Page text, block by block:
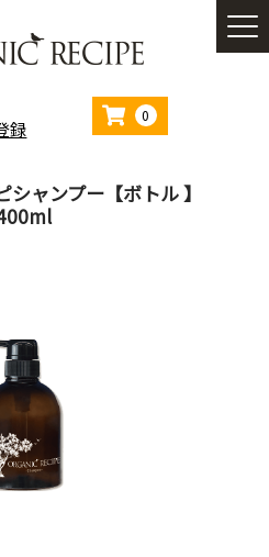
録
0
ト
ャンプー【ボトル 】